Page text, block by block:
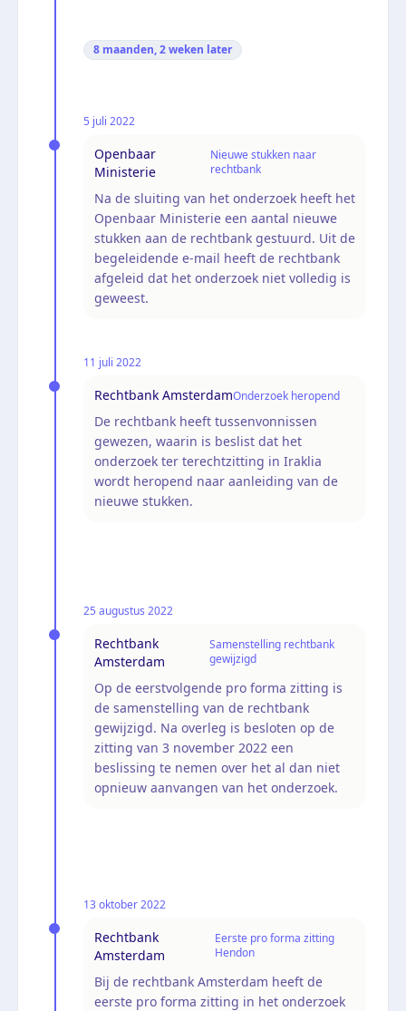
8 maanden, 2 weken later
5 juli 2022
Openbaar
Ministerie
Nieuwe stukken naar
rechtbank
Na de sluiting van het onderzoek heeft het
Openbaar Ministerie een aantal nieuwe
stukken aan de rechtbank gestuurd. Uit de
begeleidende e-mail heeft de rechtbank
afgeleid dat het onderzoek niet volledig is
geweest.
11 juli 2022
Rechtbank AmsterdamOnderzoek heropend
De rechtbank heeft tussenvonnissen
gewezen, waarin is beslist dat het
onderzoek ter terechtzitting in Iraklia
wordt heropend naar aanleiding van de
nieuwe stukken.
25 augustus 2022
Rechtbank
Amsterdam
Samenstelling rechtbank
gewijzigd
Op de eerstvolgende pro forma zitting is
de samenstelling van de rechtbank
gewijzigd. Na overleg is besloten op de
zitting van 3 november 2022 een
beslissing te nemen over het al dan niet
opnieuw aanvangen van het onderzoek.
13 oktober 2022
Rechtbank
Amsterdam
Eerste pro forma zitting
Hendon
Bij de rechtbank Amsterdam heeft de
eerste pro forma zitting in het onderzoek